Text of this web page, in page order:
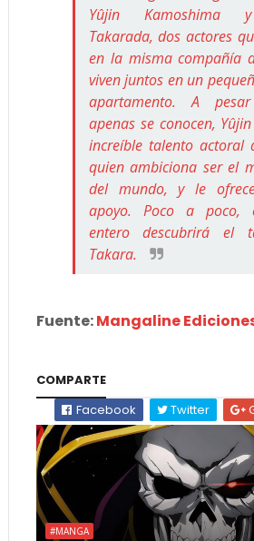
Yûjin Kamoshima
Takarada, dos actores
en la misma compañía
viven juntos en un
apartamento. A
apenas se conocen,
increíble talento actoral
quien ambiciona ser el
del mundo, y le
apoyo. Poco a poco,
entero descubrirá el
Takara.
Fuente:Mangaline
COMPARTE
Facebook
Twitter
#MANGA